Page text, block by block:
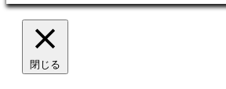
閉じる